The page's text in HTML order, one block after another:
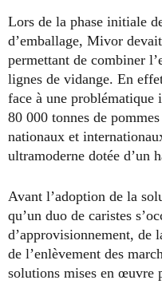
Lors de la phase initiale
d’emballage, Mivor
permettant de combiner
lignes de vidange. En
face à une problématique
80 000 tonnes de
nationaux et
ultramoderne dotée d’un
Avant l’adoption de la
qu’un duo de caristes
d’approvisionnement, de
de l’enlèvement des
solutions mises en œuvre